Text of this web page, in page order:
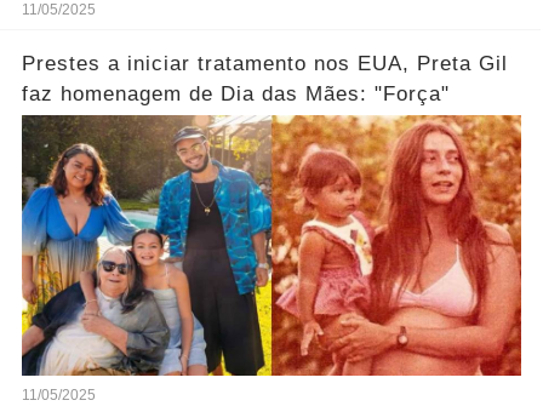
11/05/2025
Prestes a iniciar tratamento nos EUA, Preta Gil
faz homenagem de Dia das Mães: "Força"
11/05/2025